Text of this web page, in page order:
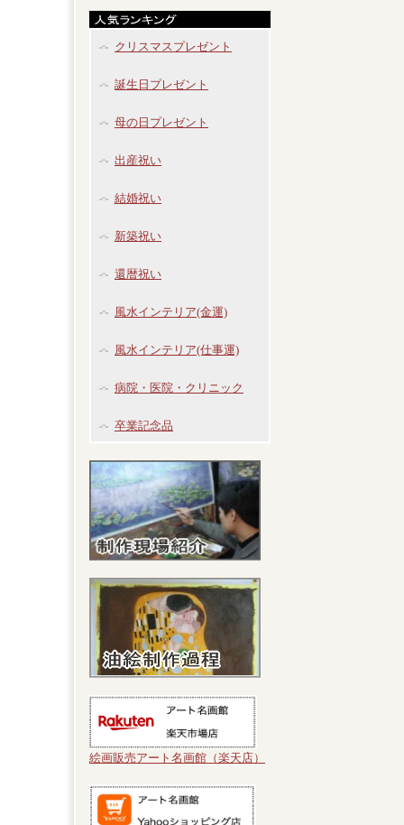
クリスマスプレゼント
誕生日プレゼント
母の日プレゼント
出産祝い
結婚祝い
新築祝い
還暦祝い
風水インテリア(金運)
風水インテリア(仕事運)
病院・医院・クリニック
卒業記念品
絵画販売アート名画館（楽天店）